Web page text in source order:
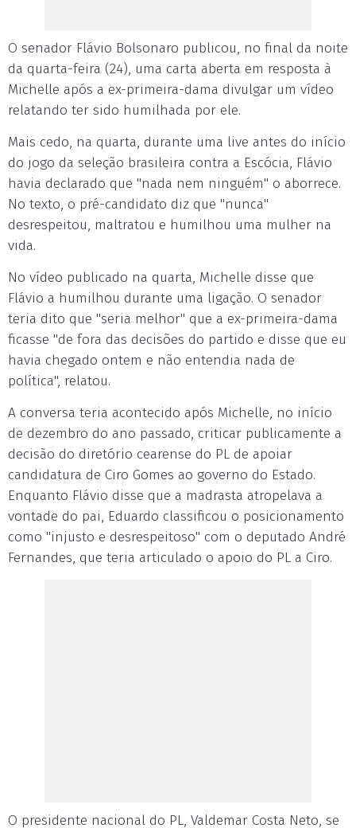
O senador Flávio Bolsonaro publicou, no final da noite
da quarta-feira (24), uma carta aberta em resposta à
Michelle após a ex-primeira-dama divulgar um vídeo
relatando ter sido humilhada por ele.
Mais cedo, na quarta, durante uma live antes do início
do jogo da seleção brasileira contra a Escócia, Flávio
havia declarado que "nada nem ninguém" o aborrece.
No texto, o pré-candidato diz que "nunca"
desrespeitou, maltratou e humilhou uma mulher na
vida.
No vídeo publicado na quarta, Michelle disse que
Flávio a humilhou durante uma ligação. O senador
teria dito que "seria melhor" que a ex-primeira-dama
ficasse "de fora das decisões do partido e disse que eu
havia chegado ontem e não entendia nada de
política", relatou.
A conversa teria acontecido após Michelle, no início
de dezembro do ano passado, criticar publicamente a
decisão do diretório cearense do PL de apoiar
candidatura de Ciro Gomes ao governo do Estado.
Enquanto Flávio disse que a madrasta atropelava a
vontade do pai, Eduardo classificou o posicionamento
como "injusto e desrespeitoso" com o deputado André
Fernandes, que teria articulado o apoio do PL a Ciro.
O presidente nacional do PL, Valdemar Costa Neto, se